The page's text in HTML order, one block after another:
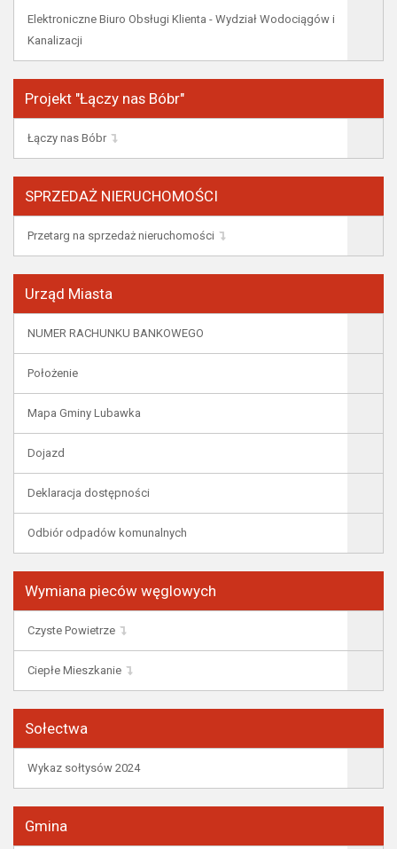
Elektroniczne Biuro Obsługi Klienta - Wydział Wodociągów i
Kanalizacji
Projekt "Łączy nas Bóbr"
Łączy nas Bóbr
SPRZEDAŻ NIERUCHOMOŚCI
Przetarg na sprzedaż nieruchomości
Urząd Miasta
NUMER RACHUNKU BANKOWEGO
Położenie
Mapa Gminy Lubawka
Dojazd
Deklaracja dostępności
Odbiór odpadów komunalnych
Wymiana pieców węglowych
Czyste Powietrze
Ciepłe Mieszkanie
Sołectwa
Wykaz sołtysów 2024
Gmina